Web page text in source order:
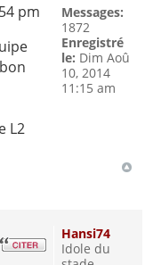
pm
L2
Messages:
1872
Enregistré
le: Dim Aoû
10, 2014
11:15 am
Hansi74
Idole du